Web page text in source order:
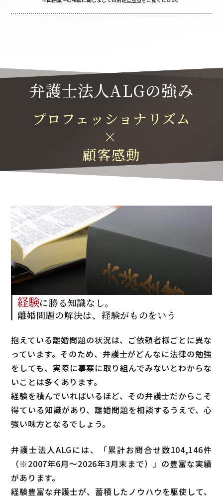
弁護士法人ALGの強み
プロフェッショナリズム
×
顧客感動
経験に勝る知識なし。
離婚問題の解決は、 経験がものをいう
抱えている離婚問題の状況は、ご依頼者様ごとに異な
っています。そのため、弁護士がどんなに法律の勉強
をしても、実際に事案に取り組んでみないとわからな
いことは多くあります。
経験を積んでいればいるほど、その弁護士だからこそ
得ている知識があり、離婚問題を相談するうえで、心
強い味方となるでしょう。
弁護士法人ALGには、「累計お問合せ数104,146件
（※2007年6月～2026年3月末まで）」の豊富な実績
があります。
経験豊富な弁護士が、蓄積したノウハウを駆使して、